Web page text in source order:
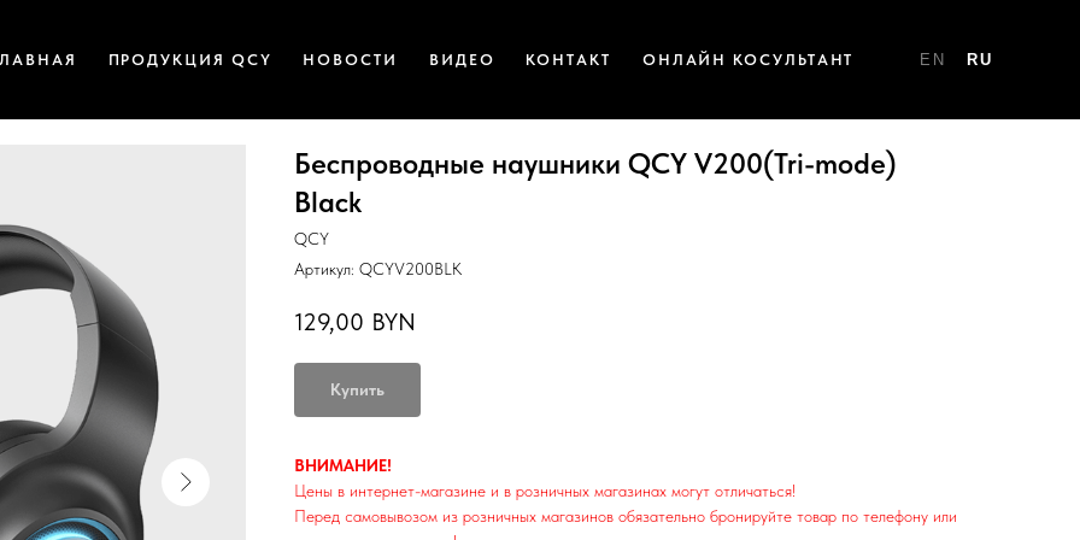
ПРОДУКЦИЯ QCY НОВОСТИ ВИДЕО КОНТАКТ ОНЛАЙН КОСУЛЬТАНТ EN RU
Беспроводные наушники QCY V200(Tri-mode)
Black
QCY
Артикул: QCYV200BLK
129,00 BYN
Купить
ВНИМАНИЕ!
Цены в интернет-магазине и в розничных магазинах могут отличаться!
Перед самовывозом из розничных магазинов обязательно бронируйте товар по телефону или